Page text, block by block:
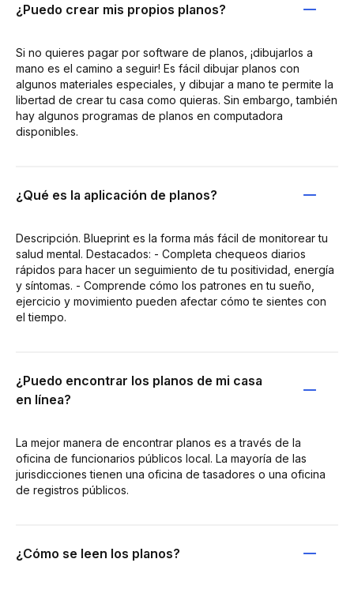
¿Puedo crear mis propios planos?
Si no quieres pagar por software de planos, ¡dibujarlos a
mano es el camino a seguir! Es fácil dibujar planos con
algunos materiales especiales, y dibujar a mano te permite la
libertad de crear tu casa como quieras. Sin embargo, también
hay algunos programas de planos en computadora
disponibles.
¿Qué es la aplicación de planos?
Descripción. Blueprint es la forma más fácil de monitorear tu
salud mental. Destacados: - Completa chequeos diarios
rápidos para hacer un seguimiento de tu positividad, energía
y síntomas. - Comprende cómo los patrones en tu sueño,
ejercicio y movimiento pueden afectar cómo te sientes con
el tiempo.
¿Puedo encontrar los planos de mi casa
en línea?
La mejor manera de encontrar planos es a través de la
oficina de funcionarios públicos local. La mayoría de las
jurisdicciones tienen una oficina de tasadores o una oficina
de registros públicos.
¿Cómo se leen los planos?